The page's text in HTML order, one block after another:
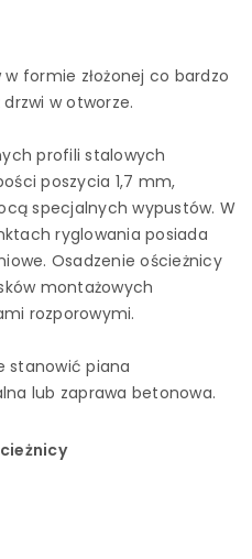
formie złożonej co bardzo
w otworze.
profili stalowych
poszycia 1,7 mm,
specjalnych wypustów. W
ryglowania posiada
Osadzenie ościeżnicy
montażowych
rozporowymi.
stanowić piana
lub zaprawa betonowa.